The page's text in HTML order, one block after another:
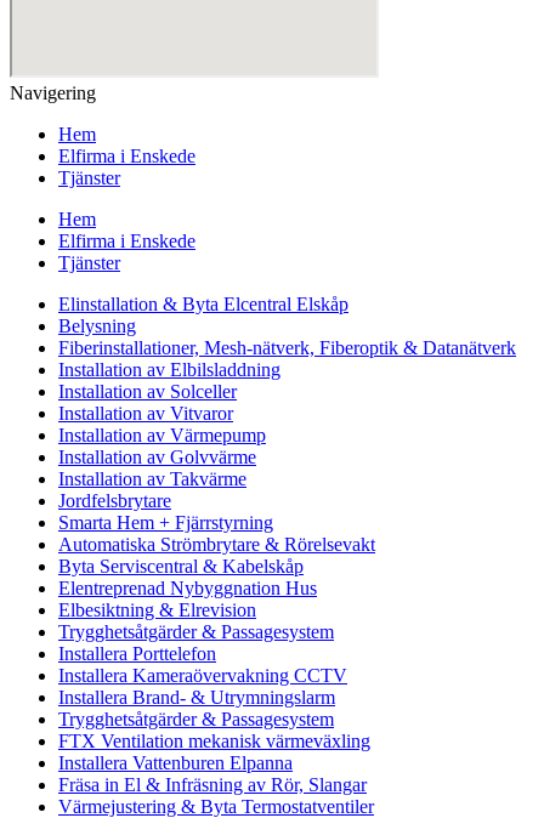
Navigering
Hem
Elfirma i Enskede
Tjänster
Hem
Elfirma i Enskede
Tjänster
Elinstallation & Byta Elcentral Elskåp
Belysning
Fiberinstallationer, Mesh-nätverk, Fiberoptik & Datanätverk
Installation av Elbilsladdning
Installation av Solceller
Installation av Vitvaror
Installation av Värmepump
Installation av Golvvärme
Installation av Takvärme
Jordfelsbrytare
Smarta Hem + Fjärrstyrning
Automatiska Strömbrytare & Rörelsevakt
Byta Serviscentral & Kabelskåp
Elentreprenad Nybyggnation Hus
Elbesiktning & Elrevision
Trygghetsåtgärder & Passagesystem
Installera Porttelefon
Installera Kameraövervakning CCTV
Installera Brand- & Utrymningslarm
Trygghetsåtgärder & Passagesystem
FTX Ventilation mekanisk värmeväxling
Installera Vattenburen Elpanna
Fräsa in El & Infräsning av Rör, Slangar
Värmejustering & Byta Termostatventiler